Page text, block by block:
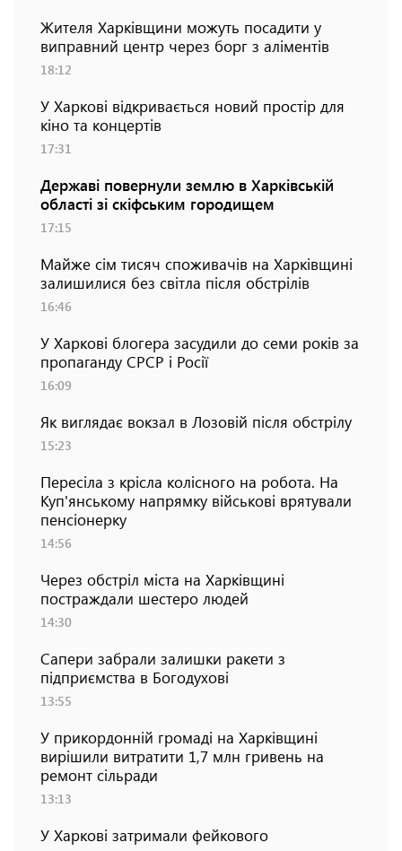
Жителя Харківщини можуть посадити у
виправний центр через борг з аліментів
18:12
У Харкові відкривається новий простір для
кіно та концертів
17:31
Державі повернули землю в Харківській
області зі скіфським городищем
17:15
Майже сім тисяч споживачів на Харківщині
залишилися без світла після обстрілів
16:46
У Харкові блогера засудили до семи років за
пропаганду СРСР і Росії
16:09
Як виглядає вокзал в Лозовій після обстрілу
15:23
Пересіла з крісла колісного на робота. На
Куп'янському напрямку військові врятували
пенсіонерку
14:56
Через обстріл міста на Харківщині
постраждали шестеро людей
14:30
Сапери забрали залишки ракети з
підприємства в Богодухові
13:55
У прикордонній громаді на Харківщині
вирішили витратити 1,7 млн гривень на
ремонт сільради
13:13
У Харкові затримали фейкового